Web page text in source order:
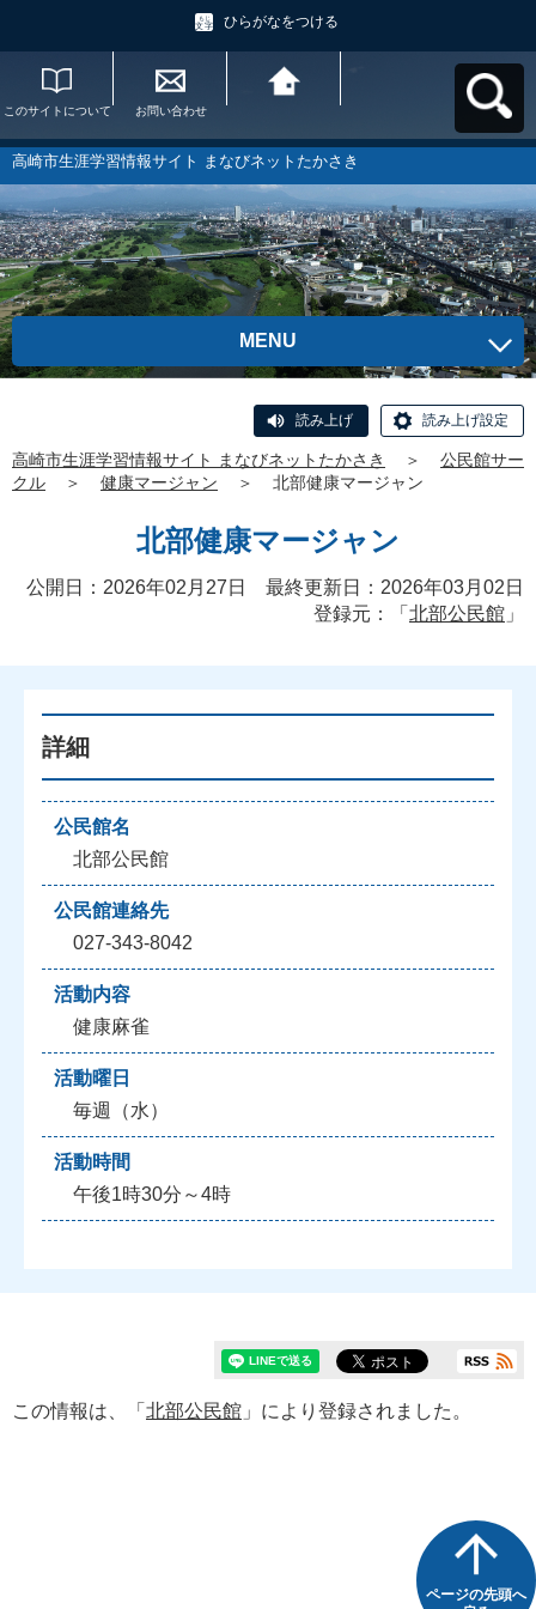
ひらがなをつける
このサイトについて お問い合わせ
たかさきへ戻る
高崎市生涯学習情報サイト まなびネットたかさき
MENU
読み上げ 読み上げ設定
高崎市生涯学習情報サイト まなびネットたかさき ＞
公民館サー
クル
＞ 健康マージャン ＞ 北部健康マージャン
北部健康マージャン
公開日：2026年02月27日 最終更新日：2026年03月02日
登録元：「 北部公民館 」
詳細
公民館名
北部公民館
公民館連絡先
027-343-8042
活動内容
健康麻雀
活動曜日
毎週（水）
活動時間
午後1時30分～4時
この情報は、「 北部公民館 」により登録されました。
ページの先頭へ